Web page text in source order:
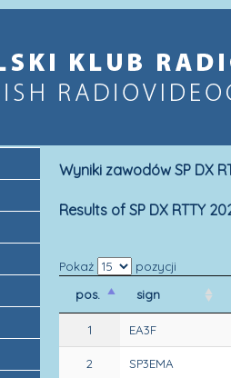
Wyniki zawodów SP DX
Results of SP DX RTTY
Pokaż
pozycji
pos.
sign
1 EA3F
2 SP3EMA